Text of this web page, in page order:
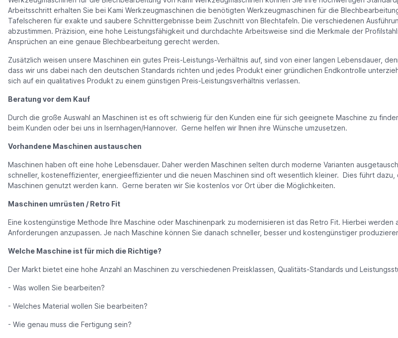
Arbeitsschritt erhalten Sie bei Kami Werkzeugmaschinen die benötigten Werkzeugmaschinen für die
Tafelscheren für exakte und saubere Schnittergebnisse beim Zuschnitt von Blechtafeln. Die verschiedenen
abzustimmen. Präzision, eine hohe Leistungsfähigkeit und durchdachte Arbeitsweise sind die Merkmale der
Ansprüchen an eine genaue Blechbearbeitung gerecht werden.
Zusätzlich weisen unsere Maschinen ein gutes Preis-Leistungs-Verhältnis auf, sind von einer langen Lebensdauer,
dass wir uns dabei nach den deutschen Standards richten und jedes Produkt einer gründlichen Endkontrolle
sich auf ein qualitatives Produkt zu einem günstigen Preis-Leistungsverhältnis verlassen.
Beratung vor dem Kauf
Durch die große Auswahl an Maschinen ist es oft schwierig für den Kunden eine für sich geeignete Maschine zu
beim Kunden oder bei uns in Isernhagen/Hannover. Gerne helfen wir Ihnen ihre Wünsche umzusetzen.
Vorhandene Maschinen austauschen
Maschinen haben oft eine hohe Lebensdauer. Daher werden Maschinen selten durch moderne Varianten
schneller, kosteneffizienter, energieeffizienter und die neuen Maschinen sind oft wesentlich kleiner. Dies führt
Maschinen genutzt werden kann. Gerne beraten wir Sie kostenlos vor Ort über die Möglichkeiten.
Maschinen umrüsten / Retro Fit
Eine kostengünstige Methode Ihre Maschine oder Maschinenpark zu modernisieren ist das Retro Fit. Hierbei
Anforderungen anzupassen. Je nach Maschine können Sie danach schneller, besser und kostengünstiger
Welche Maschine ist für mich die Richtige?
Der Markt bietet eine hohe Anzahl an Maschinen zu verschiedenen Preisklassen, Qualitäts-Standards und
- Was wollen Sie bearbeiten?
- Welches Material wollen Sie bearbeiten?
- Wie genau muss die Fertigung sein?